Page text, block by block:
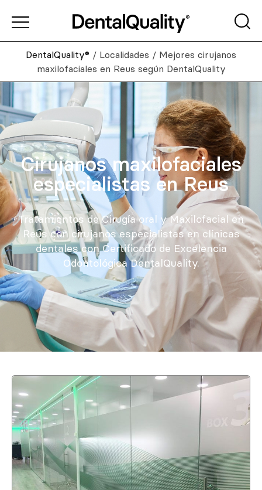
DentalQuality® / Localidades / Mejores cirujanos
maxilofaciales en Reus según DentalQuality
Cirujanos maxilofaciales
especialistas en Reus
Tratamientos de Cirugía oral y Maxilofacial en
Reus con cirujanos especialistas en clínicas
dentales con Certificado de Excelencia
Odontológica DentalQuality.